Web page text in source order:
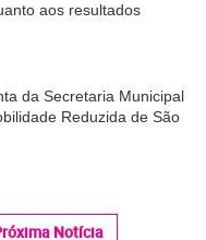
aos resultados
da Secretaria Municipal
Reduzida de São
Notícia